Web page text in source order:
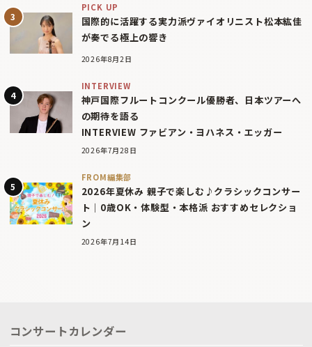
PICK UP
国際的に活躍する実力派ヴァイオリニスト松本紘佳
が奏でる極上の響き
2026年8月2日
INTERVIEW
神戸国際フルートコンクール優勝者、日本ツアーへ
の期待を語る
INTERVIEW ファビアン・ヨハネス・エッガー
2026年7月28日
FROM編集部
2026年夏休み 親子で楽しむ♪クラシックコンサー
ト｜0歳OK・体験型・本格派 おすすめセレクショ
ン
2026年7月14日
コンサートカレンダー